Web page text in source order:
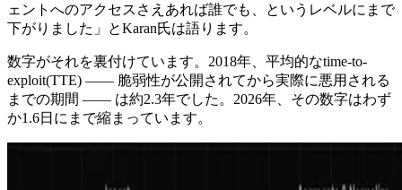
ェントへのアクセスさえあれば誰でも、というレベルにまで
下がりました」とKaran氏は語ります。
数字がそれを裏付けています。2018年、平均的なtime-to-
exploit(TTE) ―― 脆弱性が公開されてから実際に悪用される
までの期間 ―― は約2.3年でした。2026年、その数字はわず
か1.6日にまで縮まっています。